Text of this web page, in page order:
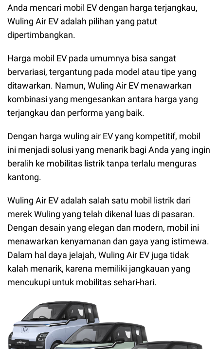
Anda mencari mobil EV dengan harga terjangkau,
Wuling Air EV adalah pilihan yang patut
dipertimbangkan.
Harga mobil EV pada umumnya bisa sangat
bervariasi, tergantung pada model atau tipe yang
ditawarkan. Namun, Wuling Air EV menawarkan
kombinasi yang mengesankan antara harga yang
terjangkau dan performa yang baik.
Dengan harga wuling air EV yang kompetitif, mobil
ini menjadi solusi yang menarik bagi Anda yang ingin
beralih ke mobilitas listrik tanpa terlalu menguras
kantong.
Wuling Air EV adalah salah satu mobil listrik dari
merek Wuling yang telah dikenal luas di pasaran.
Dengan desain yang elegan dan modern, mobil ini
menawarkan kenyamanan dan gaya yang istimewa.
Dalam hal daya jelajah, Wuling Air EV juga tidak
kalah menarik, karena memiliki jangkauan yang
mencukupi untuk mobilitas sehari-hari.